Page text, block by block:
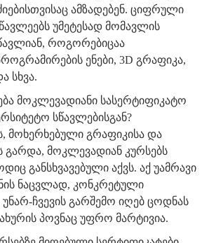
ამზადებენ. ციფრული
უმეტესად მომავლის
როგორებიცაა
ენები, 3D გრაფიკა,
სხვა.
მოკლევადიანი სასერტიფიკატო
სწავლებისგან?
მოხერხებული გრაფიკისა და
გარდა, მოკლევადიან კურსებს
განსხვავებული აქვს. აქ უამრავი
ნაცვლად, კონკრეტული
ჩვევის გარშემო იღებ ცოდნას
პოვნაც უფრო მარტივია.